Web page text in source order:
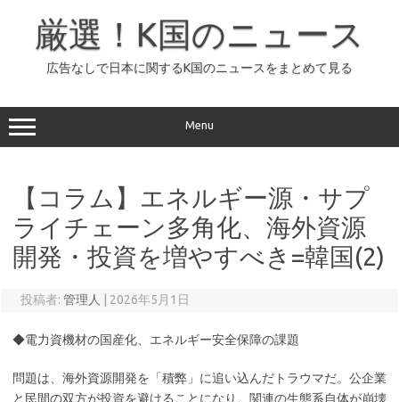
ッ
プ
厳選！K国のニュース
広告なしで日本に関するK国のニュースをまとめて見る
Menu
【コラム】エネルギー源・サプ
ライチェーン多角化、海外資源
開発・投資を増やすべき=韓国(2)
投稿者: 管理人 2026年5月1日
◆電力資機材の国産化、エネルギー安全保障の課題
問題は、海外資源開発を「積弊」に追い込んだトラウマだ。公企業
と民間の双方が投資を避けることになり、関連の生態系自体が崩壊